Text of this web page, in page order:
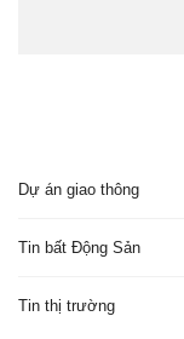
Dự án giao thông
Tin bất Động Sản
Tin thị trường